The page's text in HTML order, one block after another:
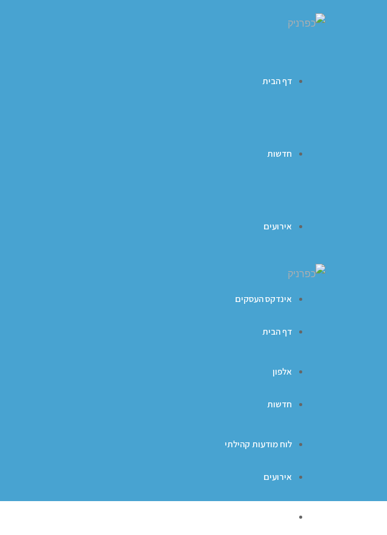
דף הבית
חדשות
אירועים
אינדקס העסקים
אלפון
לוח מודעות קהילתי
דף הבית
חדשות
אירועים